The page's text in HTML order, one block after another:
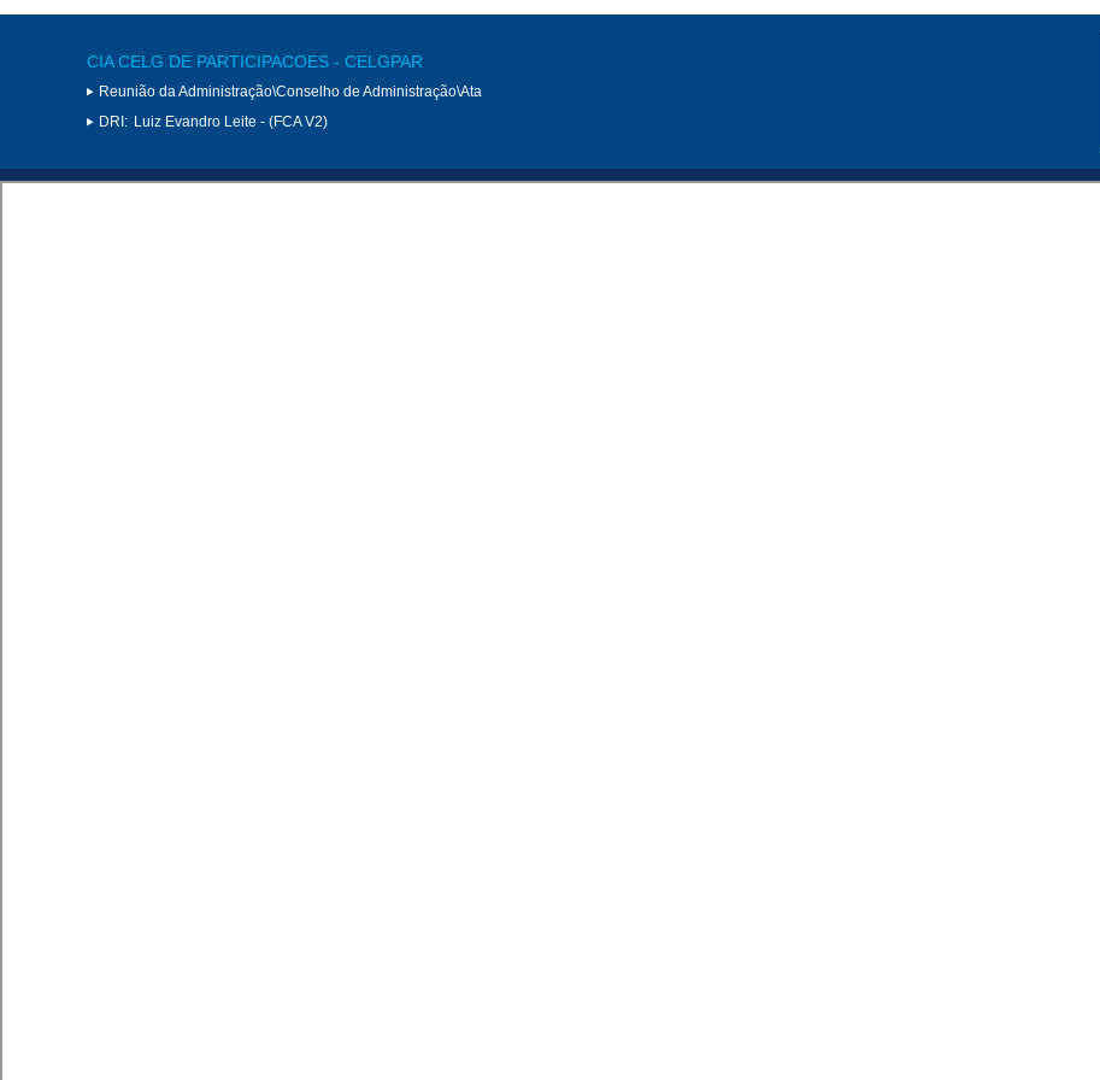
CIA CELG DE PARTICIPACOES - CELGPAR
Reunião da Administração\Conselho de Administração\Ata
DRI: Luiz Evandro Leite - (FCA V2)